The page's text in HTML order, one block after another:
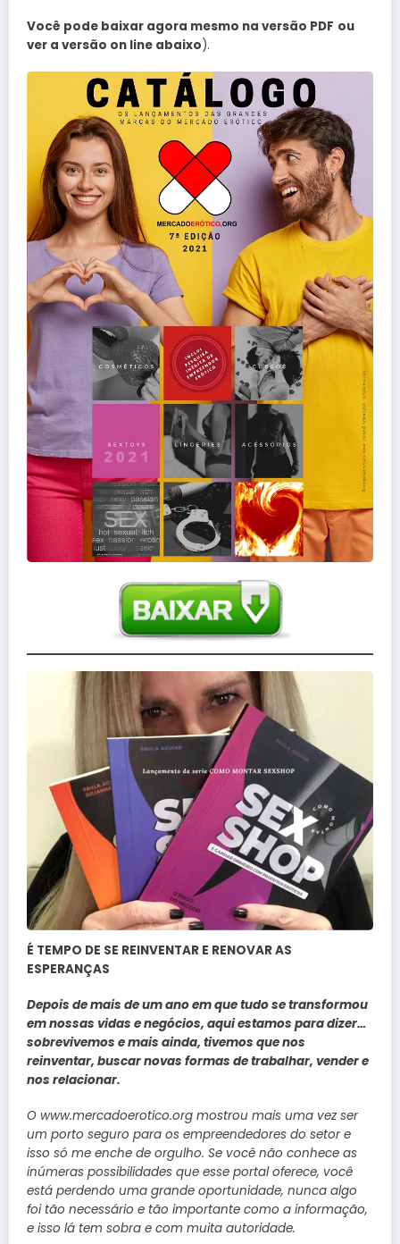
Você pode baixar agora mesmo na versão PDF ou
ver a versão on line abaixo).
É TEMPO DE SE REINVENTAR E RENOVAR AS
ESPERANÇAS
Depois de mais de um ano em que tudo se transformou
em nossas vidas e negócios, aqui estamos para dizer…
sobrevivemos e mais ainda, tivemos que nos
reinventar, buscar novas formas de trabalhar, vender e
nos relacionar.
O www.mercadoerotico.org mostrou mais uma vez ser
um porto seguro para os empreendedores do setor e
isso só me enche de orgulho. Se você não conhece as
inúmeras possibilidades que esse portal oferece, você
está perdendo uma grande oportunidade, nunca algo
foi tão necessário e tão importante como a informação,
e isso lá tem sobra e com muita autoridade.